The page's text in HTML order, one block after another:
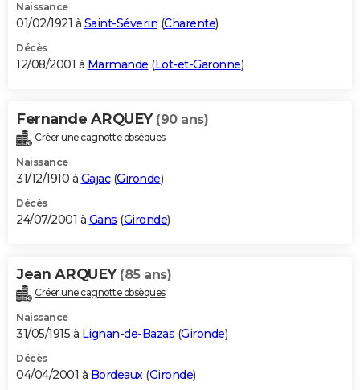
Naissance
01/02/1921 à Saint-Séverin (Charente)
Décès
12/08/2001 à Marmande (Lot-et-Garonne)
Fernande ARQUEY (90 ans)
Créer une cagnotte obsèques
Naissance
31/12/1910 à Gajac(Gironde)
Décès
24/07/2001 à Gans (Gironde)
Jean ARQUEY (85 ans)
Créer une cagnotte obsèques
Naissance
31/05/1915 à Lignan-de-Bazas (Gironde)
Décès
04/04/2001 à Bordeaux(Gironde)